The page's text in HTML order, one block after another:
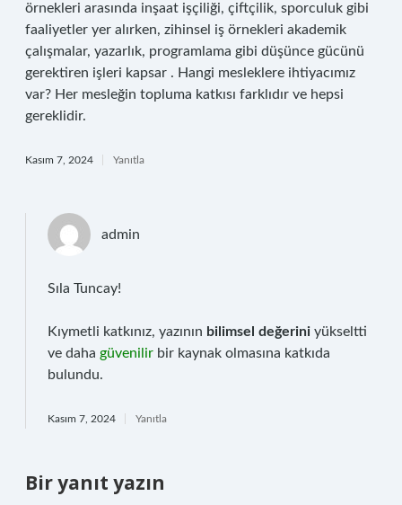
örnekleri arasında inşaat işçiliği, çiftçilik, sporculuk gibi
faaliyetler yer alırken, zihinsel iş örnekleri akademik
çalışmalar, yazarlık, programlama gibi düşünce gücünü
gerektiren işleri kapsar . Hangi mesleklere ihtiyacımız
var? Her mesleğin topluma katkısı farklıdır ve hepsi
gereklidir.
Kasım 7, 2024 Yanıtla
admin
Sıla Tuncay!
Kıymetli katkınız, yazının bilimsel değerini yükseltti
ve daha güvenilir bir kaynak olmasına katkıda
bulundu.
Kasım 7, 2024 Yanıtla
Bir yanıt yazın